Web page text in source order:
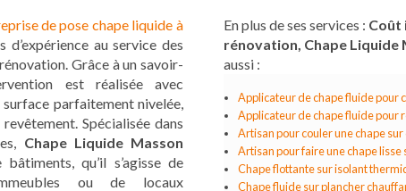
de pose chape liquide à
d’expérience au service des
Grâce à un savoir-
est réalisée avec
parfaitement nivelée,
Spécialisée dans
Chape Liquide Masson
qu’il s’agisse de
ou de locaux
En plus de ses services : Coût
rénovation, Chape Liquide
aussi :
Applicateur de chape fluide pour
Applicateur de chape fluide pour
Artisan pour couler une chape
Artisan pour faire une chape lisse
Chape flottante sur isolant
Chape fluide sur plancher